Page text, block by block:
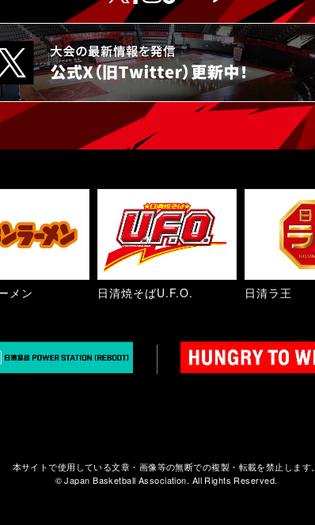
メン 日清焼そばU.F.O. 日清ラ王
本サイトで使用している文章・画像等の無断での複製・転載を禁止します。
© Japan Basketball Association. All Rights Reserved.